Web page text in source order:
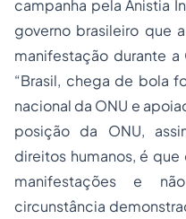
campanha pela Anistia
governo brasileiro que
manifestação durante
“Brasil, chega de bola
nacional da ONU e
posição da ONU,
direitos humanos, é
manifestações e
circunstância